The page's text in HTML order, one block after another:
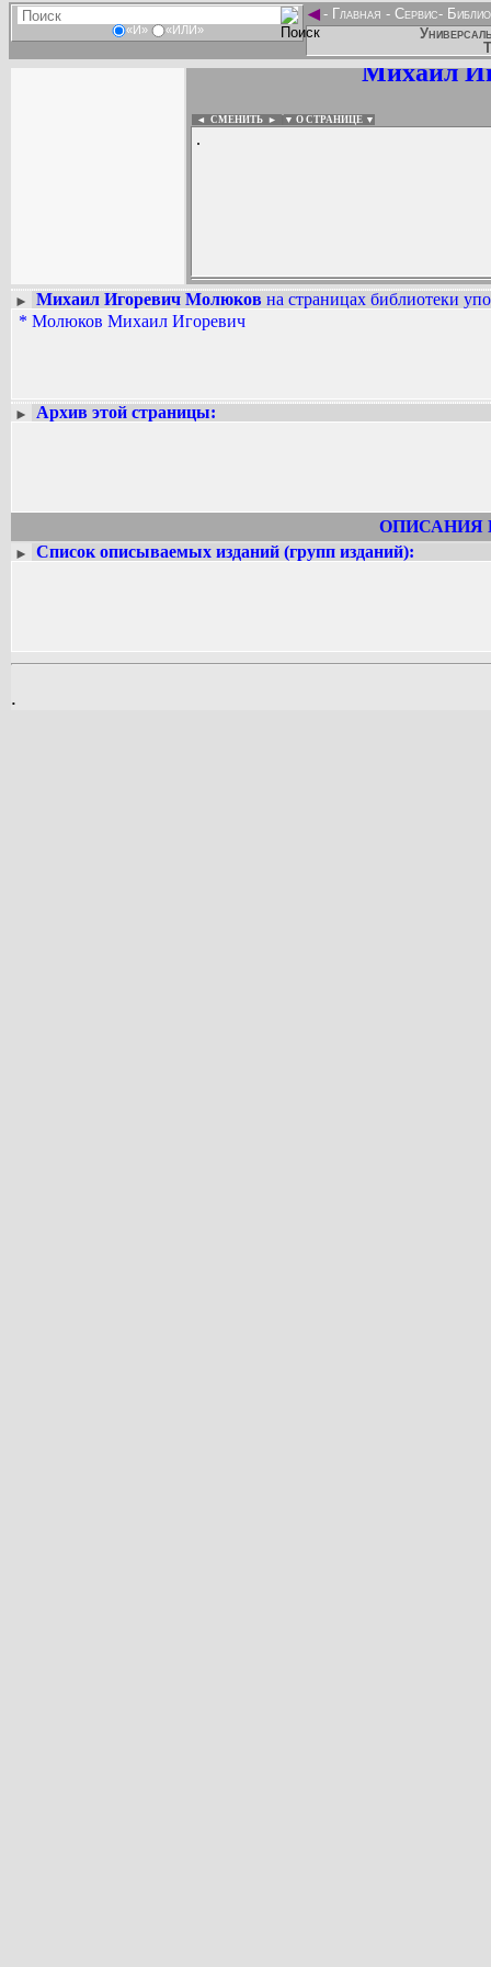
«И» «ИЛИ»
◄- Главная - Сервис-
Михаил
◄ СМЕНИТЬ ► ▼ О СТРАНИЦЕ ▼
.
Вадим Ершов...
► Михаил Игоревич Молюков на страницах библиотеки
* Молюков Михаил Игоревич
► Архив этой страницы:
ОПИСАНИЯ
► Список описываемых изданий (групп изданий):
.